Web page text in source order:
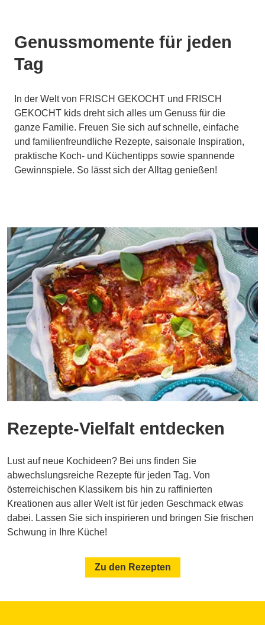
Genussmomente für jeden
Tag
In der Welt von FRISCH GEKOCHT und FRISCH
GEKOCHT kids dreht sich alles um Genuss für die
ganze Familie. Freuen Sie sich auf schnelle, einfache
und familienfreundliche Rezepte, saisonale Inspiration,
praktische Koch- und Küchentipps sowie spannende
Gewinnspiele. So lässt sich der Alltag genießen!
Rezepte-Vielfalt entdecken
Lust auf neue Kochideen? Bei uns finden Sie
abwechslungsreiche Rezepte für jeden Tag. Von
österreichischen Klassikern bis hin zu raffinierten
Kreationen aus aller Welt ist für jeden Geschmack etwas
dabei. Lassen Sie sich inspirieren und bringen Sie frischen
Schwung in Ihre Küche!
Zu den Rezepten